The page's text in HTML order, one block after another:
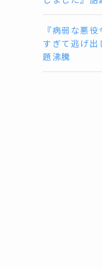
『病弱な悪
すぎて逃げ出
題沸騰